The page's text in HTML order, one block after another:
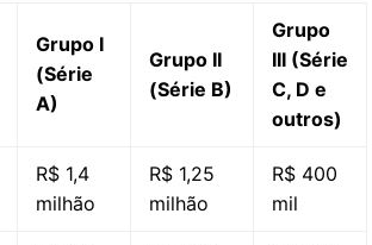
Grupo I
(Série
A)
Grupo II
(Série B)
Grupo
III (Série
C, D e
outros)
R$ 1,4
milhão
R$ 1,25
milhão
R$ 400
mil